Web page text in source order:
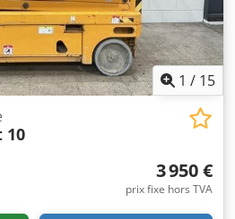
1 / 15
10
3 950 €
prix fixe hors TVA